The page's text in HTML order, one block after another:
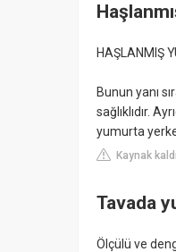
HAŞLANMIŞ
Bunun yanı
sağlıklıdır.
yumurta
Kaynak
Tavada
Ölçülü ve